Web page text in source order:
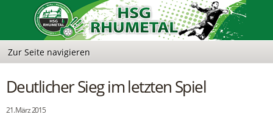
Deutlicher Sieg im letzten Spiel
21. März 2015